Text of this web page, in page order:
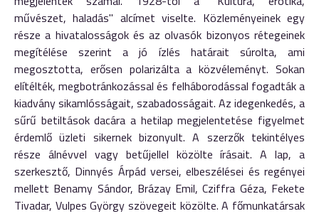
művészet, haladás" alcímet viselte. Közleményeinek egy
része a hivatalosságok és az olvasók bi­zonyos rétegeinek
megítélése sze­rint a jó ízlés határait súrolta, ami
megosztotta, erősen polarizálta a közvéleményt. Sokan
elítélték, meg­botránkozással és felhábo­ro­dással fogadták a
kiadvány sikamlósságait, szabadosságait. Az idegenkedés, a
sűrű betiltások dacára a hetilap megjelentetése figyelmet
érdemlő üzleti sikernek bizonyult. A szerzők tekintélyes
része álnév­vel vagy betűjellel közölte írásait. A lap, a
szerkesztő, Dinnyés Ár­pád versei, elbeszélései és re­gé­nyei
mellett Benamy Sándor, Brá­zay Emil, Cziffra Géza, Fekete
Tivadar, Vulpes György szövegeit közölte. A főmunkatársak